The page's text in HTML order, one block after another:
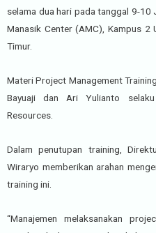
selama dua hari pada tanggal 9-10
Manasik Center (AMC), Kampus 2
Timur.
Materi Project Management
Bayuaji dan Ari Yulianto
Resources.
Dalam penutupan training,
Wiraryo memberikan arahan
training ini.
“Manajemen melaksanakan